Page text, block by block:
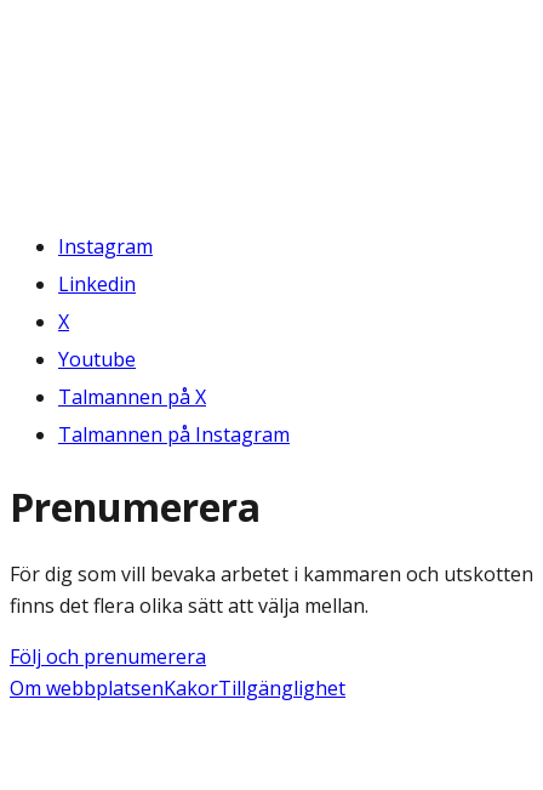
Instagram
Linkedin
X
Youtube
Talmannen på X
Talmannen på Instagram
Prenumerera
För dig som vill bevaka arbetet i kammaren och utskotten
finns det flera olika sätt att välja mellan.
Följ och prenumerera
Om webbplatsenKakorTillgänglighet